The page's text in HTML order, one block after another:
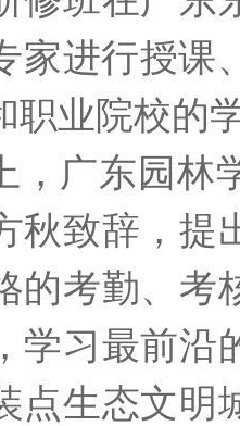
家进行授课
职业院校的
，广东园林
秋致辞，提
的考勤、考
学习最前沿
点生态文明